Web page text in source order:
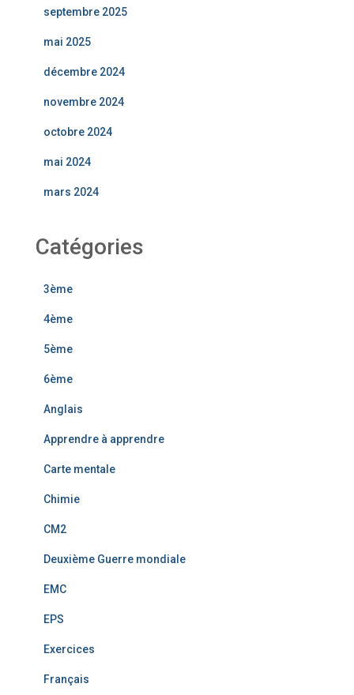
septembre 2025
mai 2025
décembre 2024
novembre 2024
octobre 2024
mai 2024
mars 2024
Catégories
3ème
4ème
5ème
6ème
Anglais
Apprendre à apprendre
Carte mentale
Chimie
CM2
Deuxième Guerre mondiale
EMC
EPS
Exercices
Français